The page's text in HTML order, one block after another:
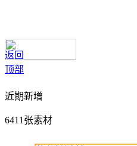
返回
顶部
近期新增
6411张素材